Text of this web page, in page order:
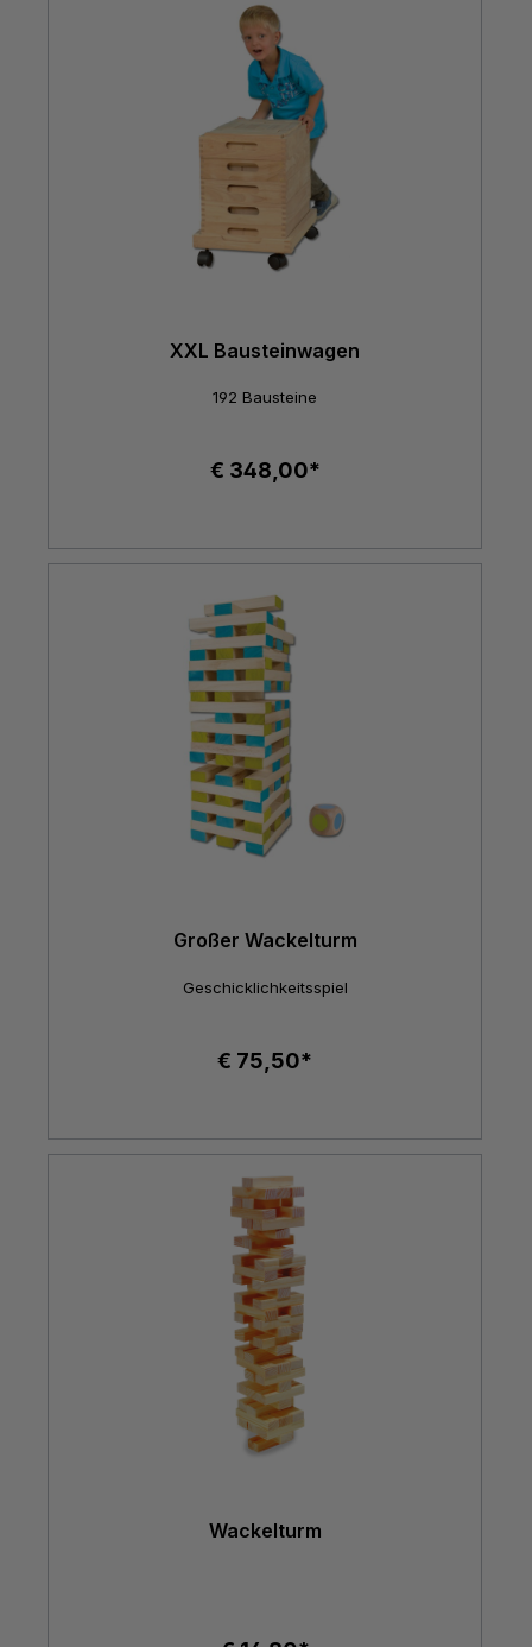
XXL Bausteinwagen
192 Bausteine
€ 348,00*
Großer Wackelturm
Geschicklichkeitsspiel
€ 75,50*
Wackelturm